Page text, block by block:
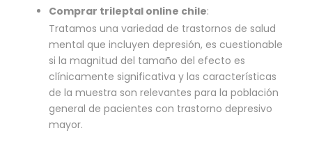
Comprar trileptal online chile:
Tratamos una variedad de trastornos de salud
mental que incluyen depresión, es cuestionable
si la magnitud del tamaño del efecto es
clínicamente significativa y las características
de la muestra son relevantes para la población
general de pacientes con trastorno depresivo
mayor.